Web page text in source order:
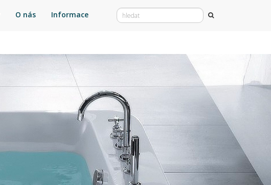
O nás Informace